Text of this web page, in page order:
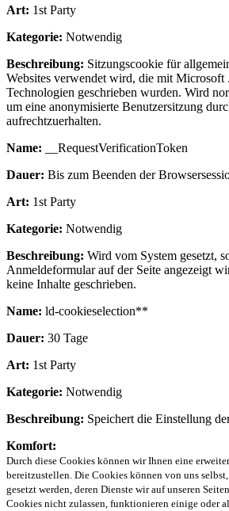
Art: 1st Party
Kategorie: Notwendig
Beschreibung: Sitzungscookie für
Websites verwendet wird, die mit Microsoft
Technologien geschrieben wurden. Wird
um eine anonymisierte Benutzersitzung
aufrechtzuerhalten.
Name: __RequestVerificationToken
Dauer: Bis zum Beenden der
Art: 1st Party
Kategorie: Notwendig
Beschreibung: Wird vom System gesetzt,
Anmeldeformular auf der Seite angezeigt
keine Inhalte geschrieben.
Name: ld-cookieselection**
Dauer: 30 Tage
Art: 1st Party
Kategorie: Notwendig
Beschreibung: Speichert die Einstellung
Komfort:
Durch diese Cookies können wir Ihnen eine
bereitzustellen. Die Cookies können von uns
gesetzt werden, deren Dienste wir auf unseren
Cookies nicht zulassen, funktionieren einige oder